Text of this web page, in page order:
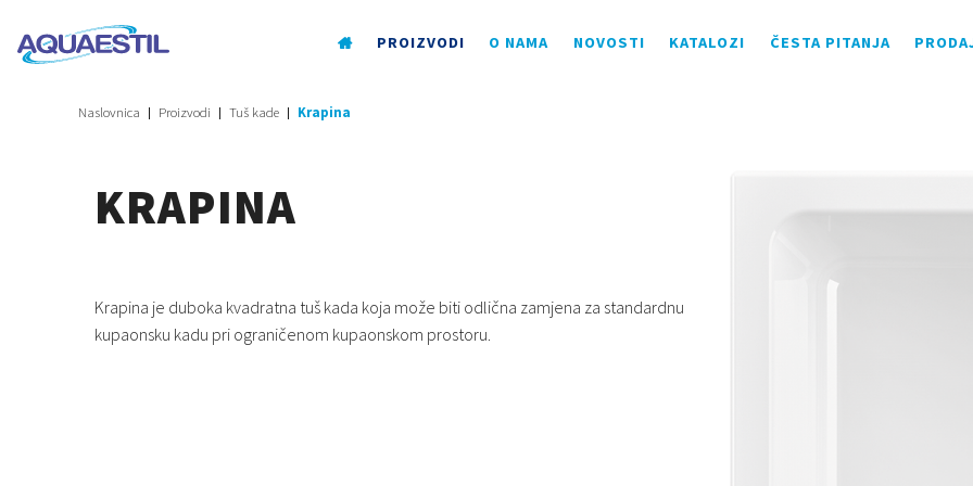
PROIZVODI O NAMA NOVOSTI KATALOZI ČESTA PITANJA
Naslovnica Proizvodi Tuš kade Krapina
KRAPINA
Krapina je duboka kvadratna tuš kada koja može biti odlična zamjena za standardnu
kupaonsku kadu pri ograničenom kupaonskom prostoru.